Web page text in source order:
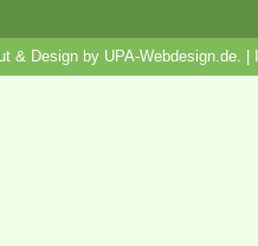
& Design by UPA-Webdesign.de.